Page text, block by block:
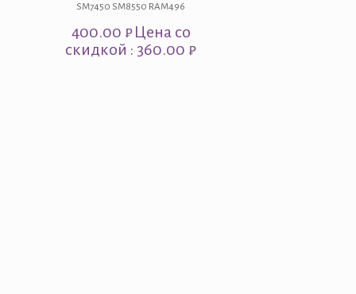
SM7450 SM8550 RAM496
400.00 ₽Цена со
скидкой : 360.00 ₽